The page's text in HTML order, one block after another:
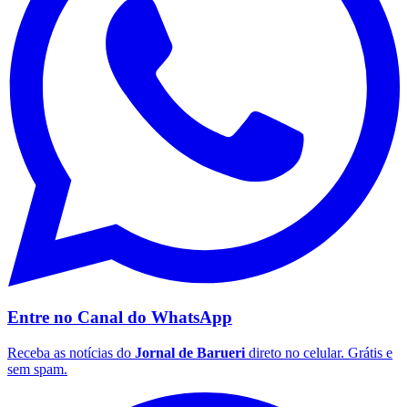
Santos
Nota da Redação
Este material tem caráter informativo e foi produzido a partir de
conteúdos de fontes externas e assessorias de imprensa. As
informações e opiniões são de responsabilidade de suas respectivas
fontes.
Comunicar erro nesta matéria
COMUNICAÇÃO MARKETINGGASTRONOMIA
Compartilhe esta notícia
Opções